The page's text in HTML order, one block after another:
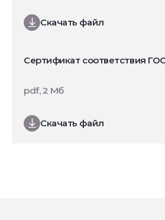
Скачать файл
Сертификат соответствия
Скачать файл
pdf, 2 Мб